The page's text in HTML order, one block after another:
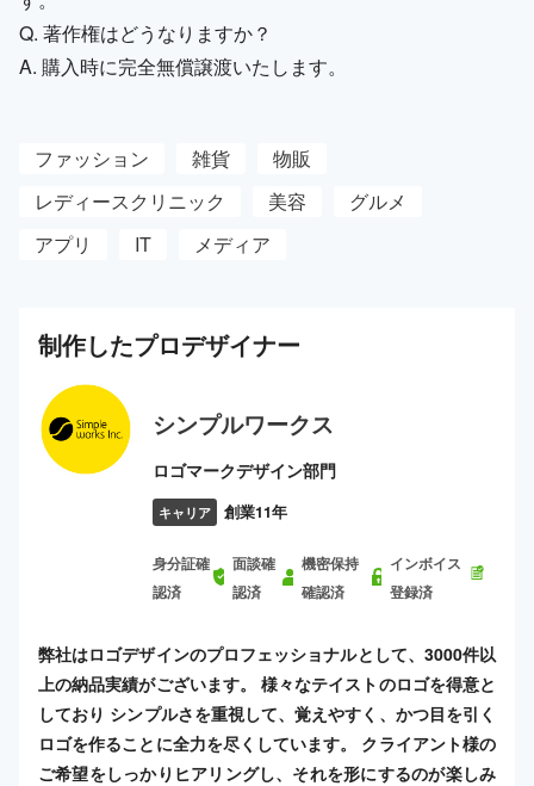
Q. 著作権はどうなりますか？
A. 購入時に完全無償譲渡いたします。
ファッション 雑貨
物販
レディースクリニック
美容
グルメ
アプリ
IT メディア
制作したプロデザイナー
シンプルワークス
ロゴマークデザイン部門
キャリア 創業11年
身分証確
認済
面談確
認済
機密保持
確認済
インボイス
登録済
弊社はロゴデザインのプロフェッショナルとして、3000件以
上の納品実績がございます。 様々なテイストのロゴを得意と
しており シンプルさを重視して、覚えやすく、かつ目を引く
ロゴを作ることに全力を尽くしています。 クライアント様の
ご希望をしっかりヒアリングし、それを形にするのが楽しみ